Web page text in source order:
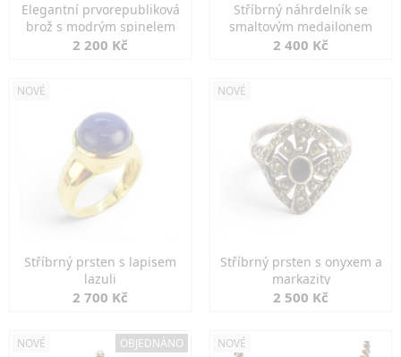
Elegantní prvorepubliková
brož s modrým spinelem
2 200 Kč
Stříbrný náhrdelník se
smaltovým medailonem
2 400 Kč
NOVÉ
Stříbrný prsten s lapisem
lazuli
2 700 Kč
NOVÉ
Stříbrný prsten s onyxem a
markazity
2 500 Kč
NOVÉ OBJEDNÁNO NOVÉ